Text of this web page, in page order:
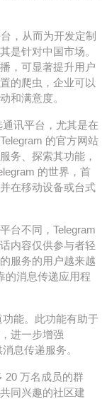
，从而为开发定制
是针对中国市场。
，可显著提升用户
的爬虫，企业可以
和满意度。
讯平台，尤其是在
的官方网站
务、探索其功能，
的世界，首
在移动设备或台式
台不同，Telegram
内容仅供参与者轻
服务的用户越来越
的消息传递应用程
能。此功能有助于
进一步增强
息传递服务。
20 万名成员的群
同兴趣的社区建